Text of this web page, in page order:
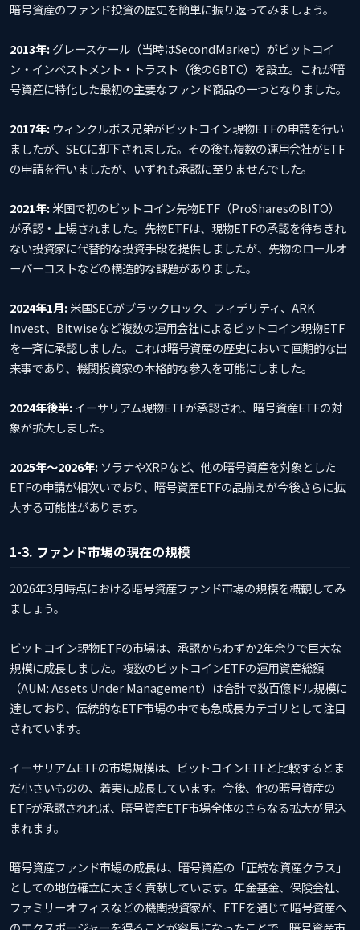
暗号資産のファンド投資の歴史を簡単に振り返ってみましょう。
2013年:グレースケール（当時はSecondMarket）がビットコイ
ン・インベストメント・トラスト（後のGBTC）を設立。これが暗
号資産に特化した最初の主要なファンド商品の一つとなりました。
2017年: ウィンクルボス兄弟がビットコイン現物ETFの申請を行い
ましたが、SECに却下されました。その後も複数の運用会社がETF
の申請を行いましたが、いずれも承認に至りませんでした。
2021年:米国で初のビットコイン先物ETF（ProSharesのBITO）
が承認・上場されました。先物ETFは、現物ETFの承認を待ちきれ
ない投資家に代替的な投資手段を提供しましたが、先物のロールオ
ーバーコストなどの構造的な課題がありました。
2024年1月:米国SECがブラックロック、フィデリティ、ARK
Invest、Bitwiseなど複数の運用会社によるビットコイン現物ETF
を一斉に承認しました。これは暗号資産の歴史において画期的な出
来事であり、機関投資家の本格的な参入を可能にしました。
2024年後半:イーサリアム現物ETFが承認され、暗号資産ETFの対
象が拡大しました。
2025年〜2026年: ソラナやXRPなど、他の暗号資産を対象とした
ETFの申請が相次いでおり、暗号資産ETFの品揃えが今後さらに拡
大する可能性があります。
1-3. ファンド市場の現在の規模
2026年3月時点における暗号資産ファンド市場の規模を概観してみ
ましょう。
ビットコイン現物ETFの市場は、承認からわずか2年余りで巨大な
規模に成長しました。複数のビットコインETFの運用資産総額
（AUM: Assets Under Management）は合計で数百億ドル規模に
達しており、伝統的なETF市場の中でも急成長カテゴリとして注目
されています。
イーサリアムETFの市場規模は、ビットコインETFと比較するとま
だ小さいものの、着実に成長しています。今後、他の暗号資産の
ETFが承認されれば、暗号資産ETF市場全体のさらなる拡大が見込
まれます。
暗号資産ファンド市場の成長は、暗号資産の「正統な資産クラス」
としての地位確立に大きく貢献しています。年金基金、保険会社、
ファミリーオフィスなどの機関投資家が、ETFを通じて暗号資産へ